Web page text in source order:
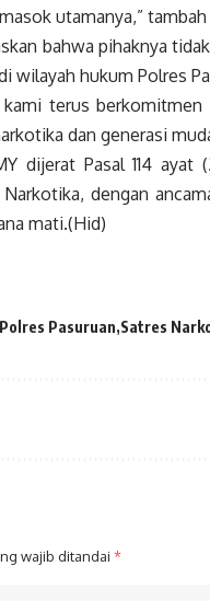
utamanya,”
bahwa pihaknya
wilayah hukum Polres
terus
dan generasi
dijerat Pasal 114 ayat
dengan
mati.(Hid)
Polres Pasuruan Satres
wajib ditandai *